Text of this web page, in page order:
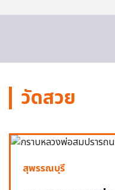
วัดสวย
สุพรรณบุรี